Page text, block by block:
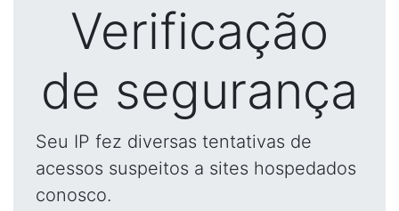
Verificação
de segurança
Seu IP fez diversas tentativas de
acessos suspeitos a sites hospedados
conosco.